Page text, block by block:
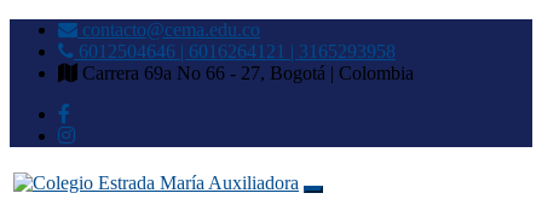
contacto@cema.edu.co
6012504646 | 6016264121 | 3165293958
Carrera 69a No 66 - 27, Bogotá | Colombia